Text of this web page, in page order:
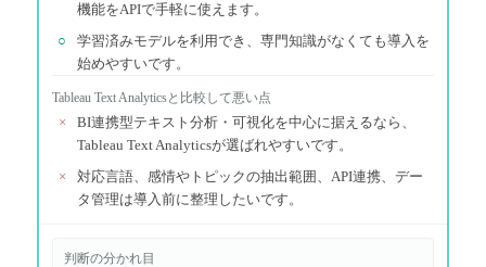
機能をAPIで手軽に使えます。
○
学習済みモデルを利用でき、専門知識がなくても導入を
始めやすいです。
Tableau Text Analyticsと比較して悪い点
×
BI連携型テキスト分析・可視化を中心に据えるなら、
Tableau Text Analyticsが選ばれやすいです。
×
対応言語、感情やトピックの抽出範囲、API連携、デー
タ管理は導入前に整理したいです。
判断の分かれ目